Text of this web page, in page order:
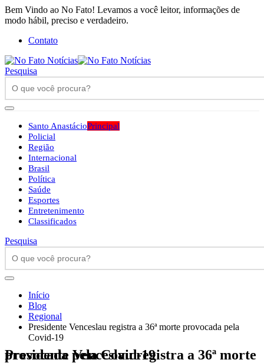
Bem Vindo ao No Fato! Levamos a você leitor, informações de
modo hábil, preciso e verdadeiro.
Contato
Pesquisa
Santo AnastácioPrincipal
Policial
Região
Internacional
Brasil
Política
Saúde
Esportes
Entretenimento
Classificados
Pesquisa
Início
Blog
Regional
Presidente Venceslau registra a 36ª morte provocada pela
Covid-19
Presidente Venceslau registra a 36ª morte provocada pela Covid-19